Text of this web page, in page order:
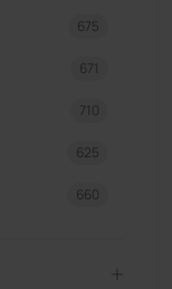
675
671
710
625
660